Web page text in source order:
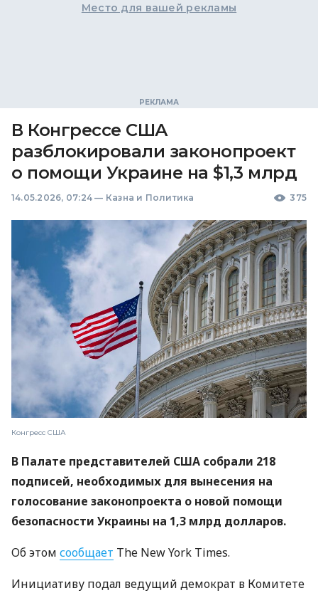
Место для вашей рекламы
В Конгрессе США
разблокировали законопроект
о помощи Украине на $1,3 млрд
14.05.2026, 07:24 — Казна и Политика 375
Конгресс США
В Палате представителей США собрали 218
подписей, необходимых для вынесения на
голосование законопроекта о новой помощи
безопасности Украины на 1,3 млрд долларов.
Об этом сообщает The New York Times.
Инициативу подал ведущий демократ в Комитете